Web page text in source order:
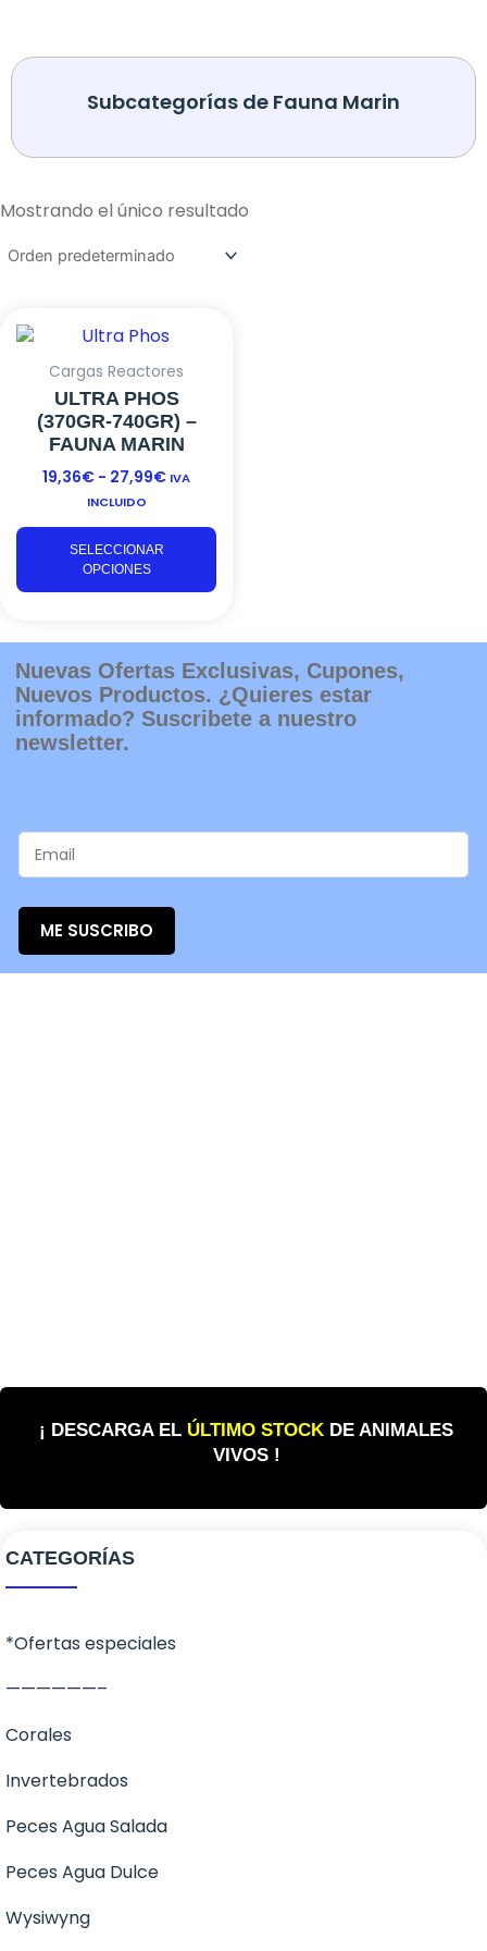
¡ DESCARGA EL ÚLTIMO STOCK DE ANIMALES
VIVOS !
CATEGORÍAS
*Ofertas especiales
——————–
Corales
Corales Blandos
LPS
SPS
Zoanthus
Invertebrados
Anemonas
Cangrejos
Caracoles
Peces Agua Salada
Ángeles
Apogones
Peces Agua Dulce
Invertebrados dulce
Wysiwyng
Subcategorías de Fauna Marin
Mostrando el único resultado
Cargas Reactores
ULTRA PHOS
(370GR-740GR) –
FAUNA MARIN
19,36€ - 27,99€
DE
PRECIOS:
19,36€
HASTA
27,99€
IVA
INCLUIDO
SELECCIONAR
OPCIONES
elegir
la
Nuevas Ofertas Exclusivas, Cupones,
Nuevos Productos. ¿Quieres estar
informado? Suscribete a nuestro
newsletter.
ME SUSCRIBO